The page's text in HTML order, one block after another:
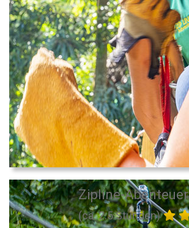
Zipline-Abenteuer
(ca. 2.5 Stunden)